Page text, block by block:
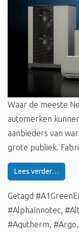
Waar de meeste
automerken
aanbieders van
grote publiek.
Lees verder…
Getagd
#AlphaInnotec,
#Aqutherm, #Argo,